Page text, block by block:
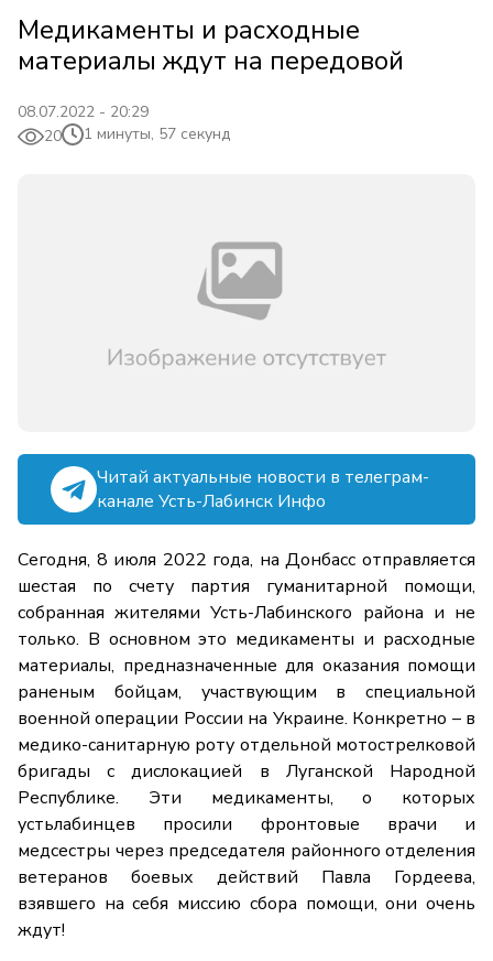
Медикаменты и расходные
материалы ждут на передовой
08.07.2022 - 20:29
20
1 минуты, 57 секунд
Читай актуальные новости в телеграм-
канале Усть-Лабинск Инфо
Сегодня, 8 июля 2022 года, на Донбасс отправляется
шестая по счету партия гуманитарной помощи,
собранная жителями Усть-Лабинского района и не
только. В основном это медикаменты и расходные
материалы, предназначенные для оказания помощи
раненым бойцам, участвующим в специальной
военной операции России на Украине. Конкретно – в
медико-санитарную роту отдельной мотострелковой
бригады с дислокацией в Луганской Народной
Республике. Эти медикаменты, о которых
устьлабинцев просили фронтовые врачи и
медсестры через председателя районного отделения
ветеранов боевых действий Павла Гордеева,
взявшего на себя миссию сбора помощи, они очень
ждут!